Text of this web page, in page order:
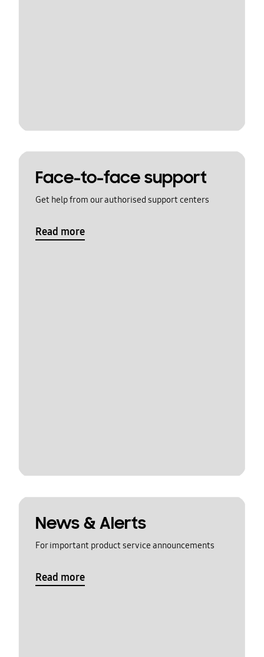
Face-to-face support
Get help from our authorised support centers
Read more
News & Alerts
For important product service announcements
Read more